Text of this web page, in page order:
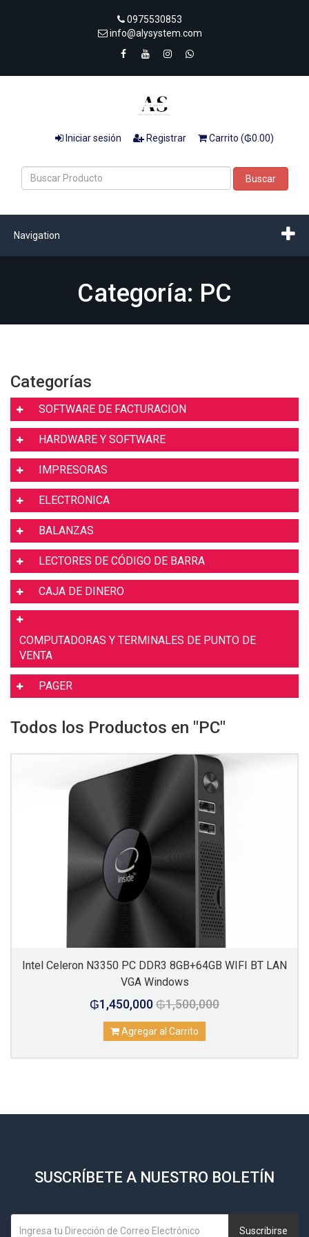
0975530853
info@alysystem.com
Iniciar sesión Registrar Carrito (₲0.00)
Buscar
Navigation
Categoría: PC
Categorías
SOFTWARE DE FACTURACION
HARDWARE Y SOFTWARE
IMPRESORAS
ELECTRONICA
BALANZAS
LECTORES DE CÓDIGO DE BARRA
CAJA DE DINERO
COMPUTADORAS Y TERMINALES DE PUNTO DE
VENTA
PAGER
Todos los Productos en "PC"
Intel Celeron N3350 PC DDR3 8GB+64GB WIFI BT LAN
VGA Windows
₲1,450,000₲1,500,000
Agregar al Carrito
SUSCRÍBETE A NUESTRO BOLETÍN
Suscribirse